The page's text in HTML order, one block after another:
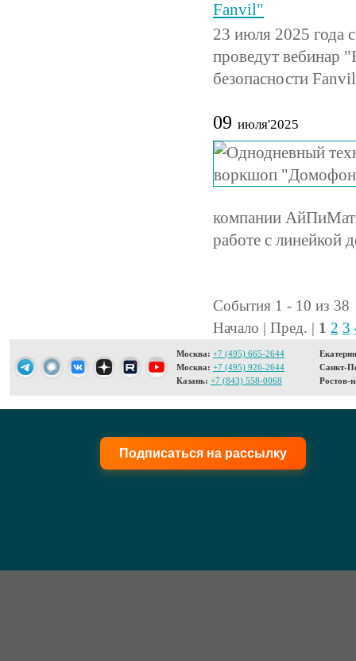
Fanvil"
23 июля 2025 года
проведут вебинар
безопасности
09 июля'2025
компании
работе с
События 1 - 10 из 38
Начало | Пред. | 1 2 3
Москва: +7 (495) 665-2644
Москва: +7 (495) 926-2644
Казань: +7 (843) 558-0068
Санкт-
Ростов-
Подписаться на рассылку